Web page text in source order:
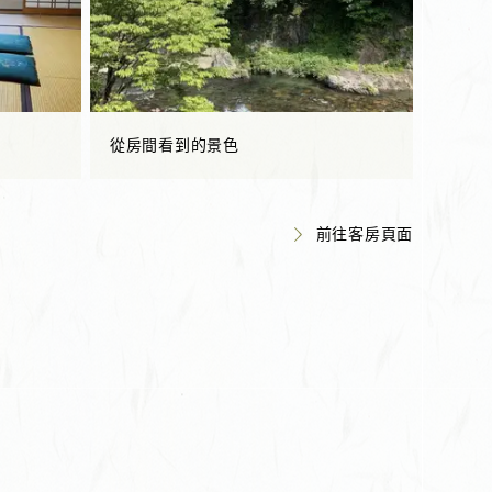
從房間看到的景色
前往客房頁面